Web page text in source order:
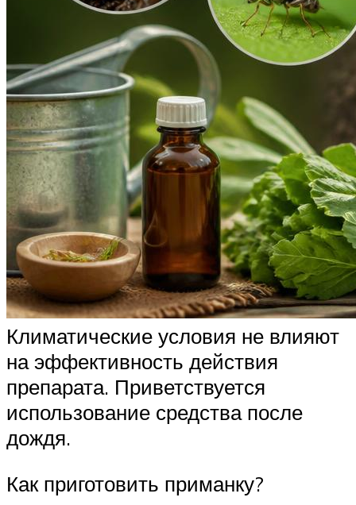
Климатические условия не влияют
на эффективность действия
препарата. Приветствуется
использование средства после
дождя.
Как приготовить приманку?